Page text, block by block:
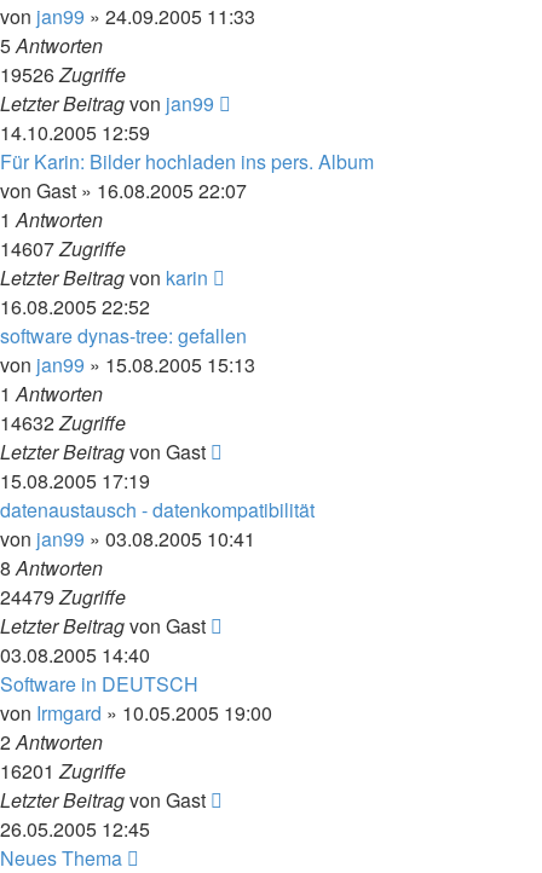
von jan99 » 24.09.2005 11:33
5Antworten
19526Zugriffe
Letzter Beitragvon jan99
14.10.2005 12:59
Für Karin: Bilder hochladen ins pers. Album
von Gast » 16.08.2005 22:07
1Antworten
14607Zugriffe
Letzter Beitragvon karin
16.08.2005 22:52
software dynas-tree: gefallen
von jan99 » 15.08.2005 15:13
1Antworten
14632Zugriffe
Letzter Beitragvon Gast
15.08.2005 17:19
datenaustausch - datenkompatibilität
von jan99 » 03.08.2005 10:41
8Antworten
24479Zugriffe
Letzter Beitragvon Gast
03.08.2005 14:40
Software in DEUTSCH
von Irmgard » 10.05.2005 19:00
2Antworten
16201Zugriffe
Letzter Beitragvon Gast
26.05.2005 12:45
Neues Thema